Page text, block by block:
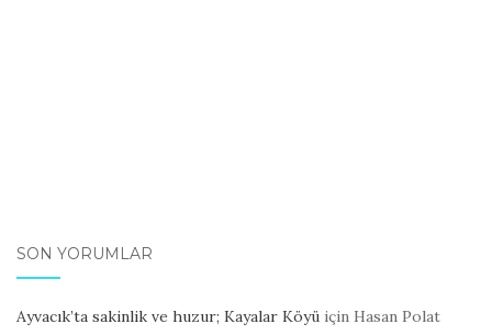
SON YORUMLAR
Ayvacık’ta sakinlik ve huzur; Kayalar Köyü için Hasan Polat